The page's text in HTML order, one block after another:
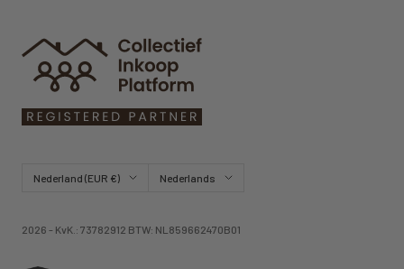
Land/regio Nederland (EUR €) TaalNederlands
2026 - KvK.: 73782912 BTW: NL859662470B01